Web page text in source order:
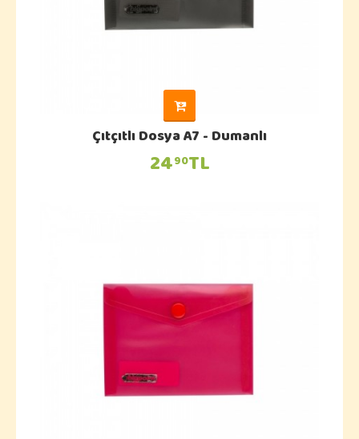
Çıtçıtlı Dosya A7 - Dumanlı
2490TL